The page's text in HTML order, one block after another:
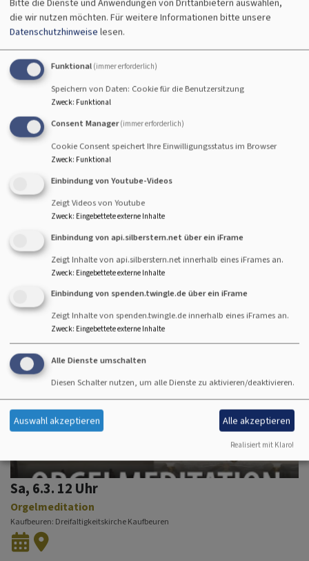
Orgelmusik im Kerzenschein
mit Johannes Eppelein (Augsburg)
Sa, 20.2. 12 Uhr
Orgelmeditation
Sa, 6.3. 12 Uhr
Orgelmeditation
Kaufbeuren Dreifaltigkeitskirche Kaufbeuren
Bitte die Dienste und Anwendungen von Drittanbietern auswählen,
die wir nutzen möchten. Für weitere Informationen bitte unsere
Datenschutzhinweise lesen.
Funktional (immer erforderlich)
Speichern von Daten: Cookie für die Benutzersitzung
Zweck: Funktional
Consent Manager (immer erforderlich)
Cookie Consent speichert Ihre Einwilligungsstatus im Browser
Zweck: Funktional
Einbindung von Youtube-Videos
Zeigt Videos von Youtube
Zweck: Eingebettete externe Inhalte
Einbindung von api.silberstern.net über ein iFrame
Zeigt Inhalte von api.silberstern.net innerhalb eines iFrames an.
Zweck: Eingebettete externe Inhalte
Einbindung von spenden.twingle.de über ein iFrame
Zeigt Inhalte von spenden.twingle.de innerhalb eines iFrames an.
Zweck: Eingebettete externe Inhalte
Alle Dienste umschalten
Diesen Schalter nutzen, um alle Dienste zu aktivieren/deaktivieren.
Auswahl akzeptieren Alle akzeptieren
Realisiert mit Klaro!